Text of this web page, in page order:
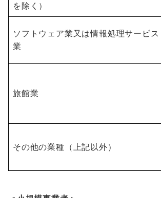
を除く）
ソフトウェア業又は情報処理サービス
業
旅館業
その他の業種（上記以外）